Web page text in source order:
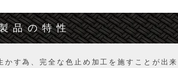
品の特性
す為、完全な色止め加工を施すことが出来